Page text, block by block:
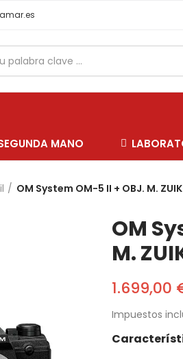
MANO
OM System OM-5 II + OBJ. M.
OM
M.
1.699,00
Impuestos